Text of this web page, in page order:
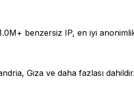
benzersiz IP, en iyi
Giza ve daha fazlası dahildir.